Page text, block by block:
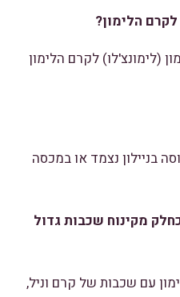
הלימון?
(לימונצ'לו) לקרם הלימון
בניילון נצמד או במכסה
מקינוח שכבות גדול
עם שכבות של קרם וניל,